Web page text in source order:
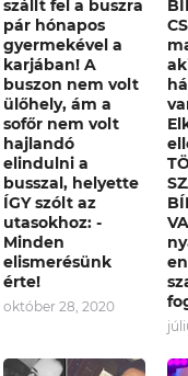
szállt fel a buszra
pár hónapos
gyermekével a
karjában! A
buszon nem volt
ülőhely, ám a
sofőr nem volt
hajlandó
elindulni a
busszal, helyette
ÍGY szólt az
utasokhoz: -
Minden
elismerésünk
érte!
október 28, 2020